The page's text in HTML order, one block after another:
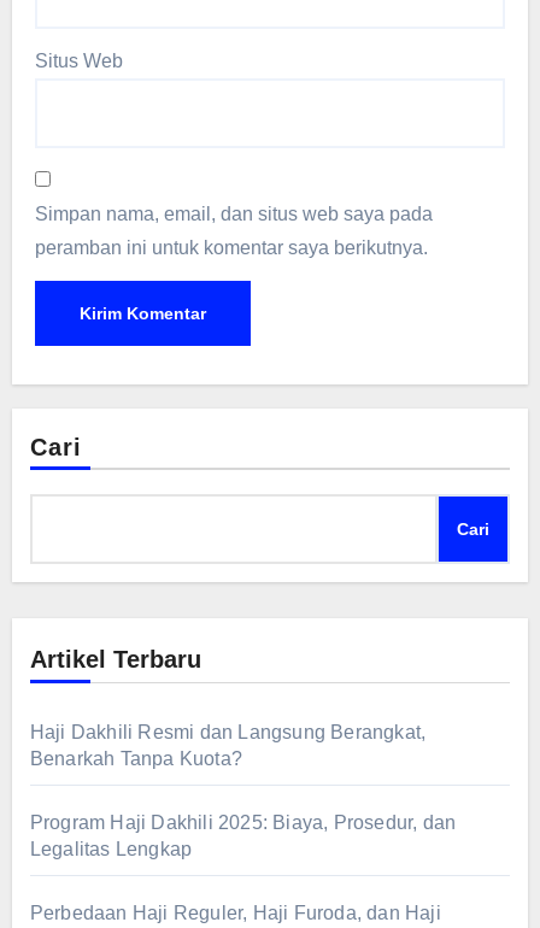
Situs Web
Simpan nama, email, dan situs web saya pada
peramban ini untuk komentar saya berikutnya.
Cari
Cari
Artikel Terbaru
Haji Dakhili Resmi dan Langsung Berangkat,
Benarkah Tanpa Kuota?
Program Haji Dakhili 2025: Biaya, Prosedur, dan
Legalitas Lengkap
Perbedaan Haji Reguler, Haji Furoda, dan Haji